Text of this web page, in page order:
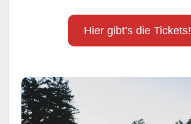
Hier gibt’s die Tickets!